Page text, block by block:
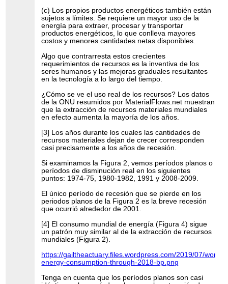
(c) Los propios productos energéticos también están
sujetos a límites. Se requiere un mayor uso de la
energía para extraer, procesar y transportar
productos energéticos, lo que conlleva mayores
costos y menores cantidades netas disponibles.
Algo que contrarresta estos crecientes
requerimientos de recursos es la inventiva de los
seres humanos y las mejoras graduales resultantes
en la tecnología a lo largo del tiempo.
¿Cómo se ve el uso real de los recursos? Los datos
de la ONU resumidos por MaterialFlows.net muestran
que la extracción de recursos materiales mundiales
en efecto aumenta la mayoría de los años.
[3] Los años durante los cuales las cantidades de
recursos materiales dejan de crecer corresponden
casi precisamente a los años de recesión.
Si examinamos la Figura 2, vemos períodos planos o
períodos de disminución real en los siguientes
puntos: 1974-75, 1980-1982, 1991 y 2008-2009.
El único período de recesión que se pierde en los
periodos planos de la Figura 2 es la breve recesión
que ocurrió alrededor de 2001.
[4] El consumo mundial de energía (Figura 4) sigue
un patrón muy similar al de la extracción de recursos
mundiales (Figura 2).
https://gailtheactuary.files.wordpress.com/2019/07/world-
energy-consumption-through-2018-bp.png
Tenga en cuenta que los períodos planos son casi